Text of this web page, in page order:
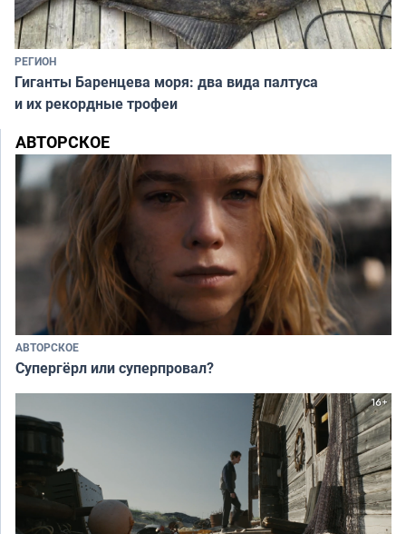
РЕГИОН
Гиганты Баренцева моря: два вида палтуса
и их рекордные трофеи
АВТОРСКОЕ
АВТОРСКОЕ
Супергёрл или суперпровал?